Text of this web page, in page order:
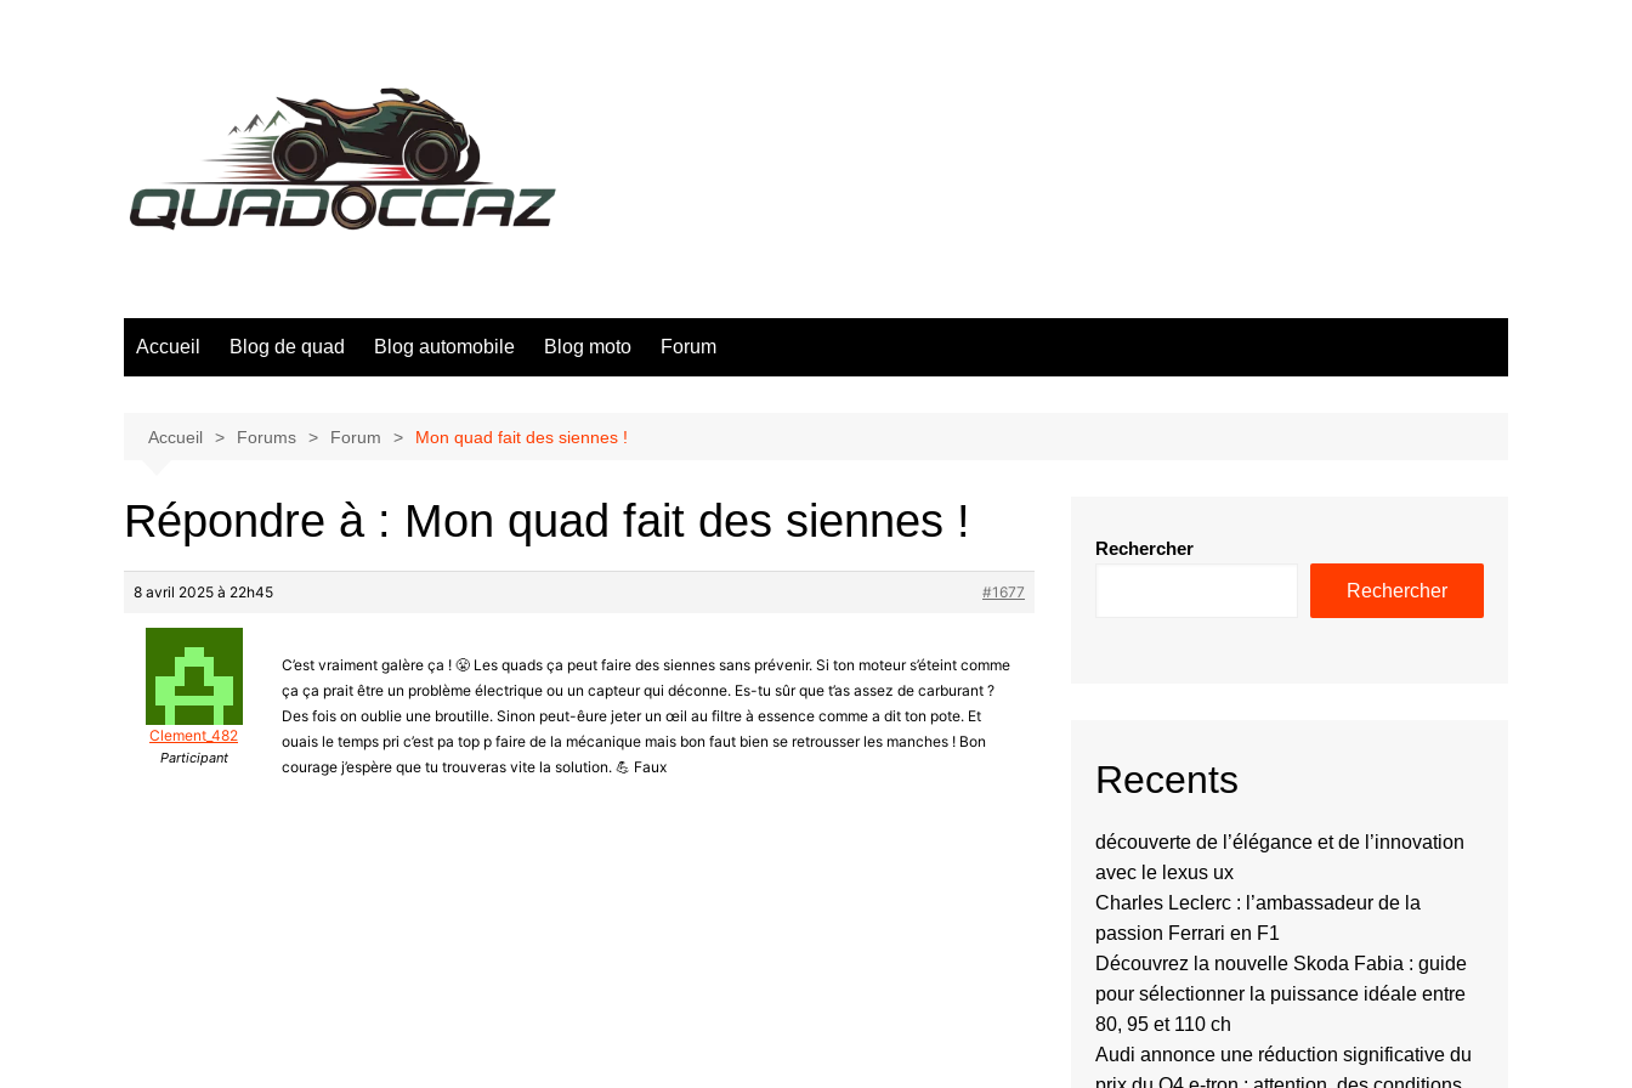
Accueil Blog de quad Blog automobile Blog moto Forum
Accueil Forums Forum Mon quad fait des siennes !
Répondre à : Mon quad fait des siennes !
8 avril 2025 à 22h45 #1677
Clement_482
Participant
C’est vraiment galère ça ! 😤 Les quads ça peut faire des siennes sans prévenir. Si ton moteur s’éteint comme
ça ça prait être un problème électrique ou un capteur qui déconne. Es-tu sûr que t’as assez de carburant ?
Des fois on oublie une broutille. Sinon peut-êure jeter un œil au filtre à essence comme a dit ton pote. Et
ouais le temps pri c’est pa top p faire de la mécanique mais bon faut bien se retrousser les manches ! Bon
courage j’espère que tu trouveras vite la solution. 💪 Faux
Rechercher
Rechercher
Recents
découverte de l’élégance et de l’innovation
avec le lexus ux
Charles Leclerc : l’ambassadeur de la
passion Ferrari en F1
Découvrez la nouvelle Skoda Fabia : guide
pour sélectionner la puissance idéale entre
80, 95 et 110 ch
Audi annonce une réduction significative du